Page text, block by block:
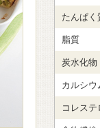
たんぱく
脂質
炭水化物
カルシウ
コレステ